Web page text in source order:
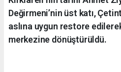
Değirmeni’nin üst katı,
aslına uygun restore
merkezine dönüştürüldü.